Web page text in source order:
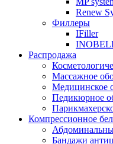
Renew
Филлеры
IFiller
Распродажа
Массажное
Медицинское
Педикюрное
Компрессионное
Бандажи